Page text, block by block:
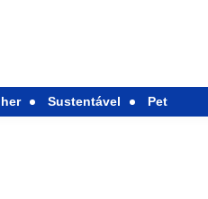
Sustentável Pet